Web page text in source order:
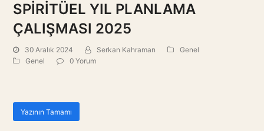
SPİRİTÜEL YIL PLANLAMA
ÇALIŞMASI 2025
30 Aralık 2024 Serkan Kahraman
Genel
Genel
0 Yorum
Yazının Tamamı